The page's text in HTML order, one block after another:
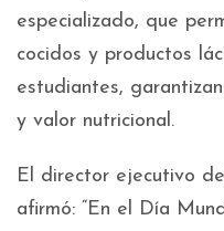
especializado, que
cocidos y productos
estudiantes,
y valor nutricional.
El director ejecutivo
afirmó: “En el Día